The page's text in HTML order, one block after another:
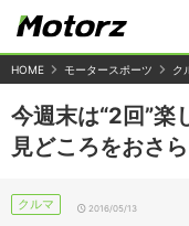
HOME モータースポーツ ク
今週末は“2回”楽
見どころをおさ
クルマ 2016/05/13